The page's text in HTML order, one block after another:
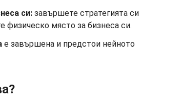
си: завършете стратегията си
физическо място за бизнеса си.
е завършена и предстои нейното